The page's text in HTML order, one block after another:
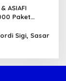
ASIAFI
Paket
Sigi, Sasar